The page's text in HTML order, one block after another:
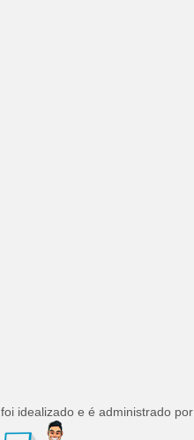
foi idealizado e é administrado por